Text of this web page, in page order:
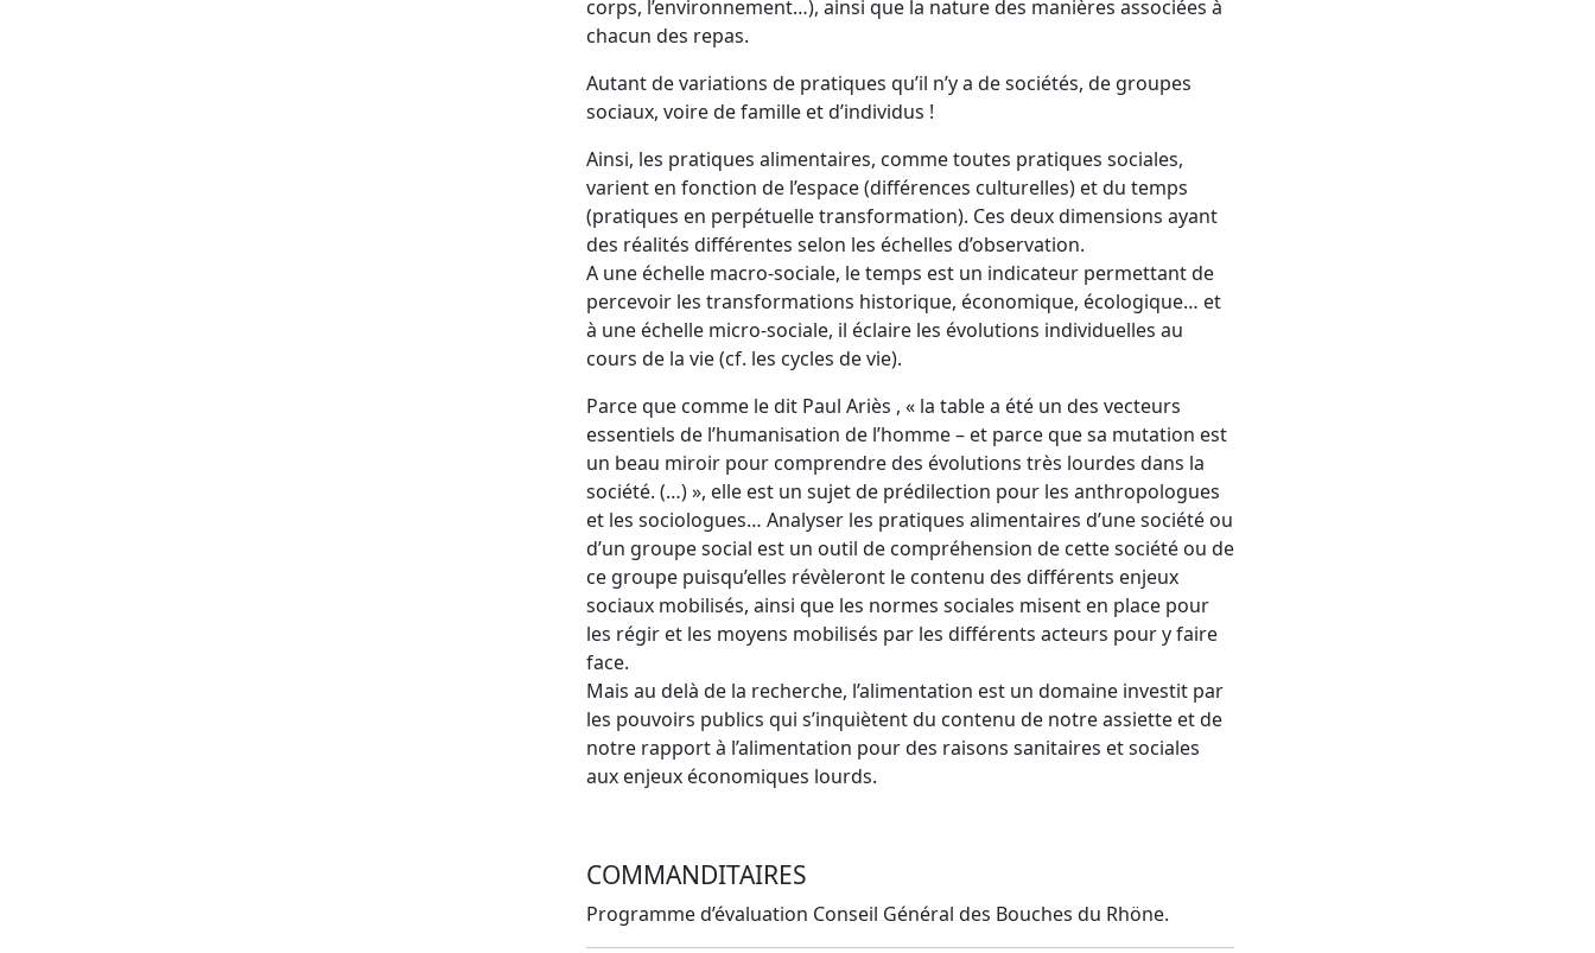
corps, l’environnement…), ainsi que la nature des manières associées à
chacun des repas.
Autant de variations de pratiques qu’il n’y a de sociétés, de groupes
sociaux, voire de famille et d’individus !
Ainsi, les pratiques alimentaires, comme toutes pratiques sociales,
varient en fonction de l’espace (différences culturelles) et du temps
(pratiques en perpétuelle transformation). Ces deux dimensions ayant
des réalités différentes selon les échelles d’observation.
A une échelle macro-sociale, le temps est un indicateur permettant de
percevoir les transformations historique, économique, écologique… et
à une échelle micro-sociale, il éclaire les évolutions individuelles au
cours de la vie (cf. les cycles de vie).
Parce que comme le dit Paul Ariès , « la table a été un des vecteurs
essentiels de l’humanisation de l’homme – et parce que sa mutation est
un beau miroir pour comprendre des évolutions très lourdes dans la
société. (…) », elle est un sujet de prédilection pour les anthropologues
et les sociologues… Analyser les pratiques alimentaires d’une société ou
d’un groupe social est un outil de compréhension de cette société ou de
ce groupe puisqu’elles révèleront le contenu des différents enjeux
sociaux mobilisés, ainsi que les normes sociales misent en place pour
les régir et les moyens mobilisés par les différents acteurs pour y faire
face.
Mais au delà de la recherche, l’alimentation est un domaine investit par
les pouvoirs publics qui s’inquiètent du contenu de notre assiette et de
notre rapport à l’alimentation pour des raisons sanitaires et sociales
aux enjeux économiques lourds.
COMMANDITAIRES
Programme d’évaluation Conseil Général des Bouches du Rhöne.